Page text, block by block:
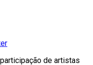
de artistas